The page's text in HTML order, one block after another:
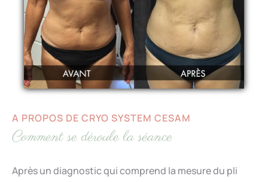
A PROPOS DE CRYO SYSTEM CESAM
Comment se déroule la séance
Après un diagnostic qui comprend la mesure du pli